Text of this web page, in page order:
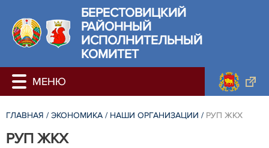
БЕРЕСТОВИЦКИЙ
РАЙОННЫЙ
ИСПОЛНИТЕЛЬНЫЙ
КОМИТЕТ
ГЛАВНАЯ / ЭКОНОМИКА / НАШИ ОРГАНИЗАЦИИ / РУП ЖКХ
РУП ЖКХ